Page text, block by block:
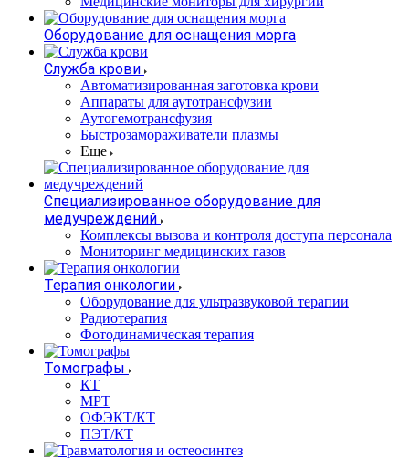
Оборудование для оснащения морга
Служба крови
Автоматизированная заготовка крови
Аппараты для аутотрансфузии
Аутогемотрансфузия
Быстрозамораживатели плазмы
Еще
Специализированное оборудование для
медучреждений
Комплексы вызова и контроля доступа персонала
Мониторинг медицинских газов
Терапия онкологии
Оборудование для ультразвуковой терапии
Радиотерапия
Фотодинамическая терапия
Томографы
КТ
МРТ
ОФЭКТ/КТ
ПЭТ/КТ